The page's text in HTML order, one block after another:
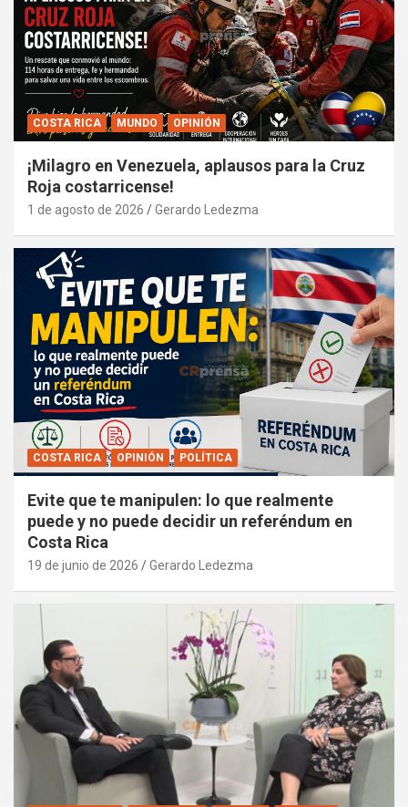
COSTA RICA MUNDO OPINIÓN
¡Milagro en Venezuela, aplausos para la Cruz
Roja costarricense!
1 de agosto de 2026 Gerardo Ledezma
COSTA RICA OPINIÓN POLÍTICA
Evite que te manipulen: lo que realmente
puede y no puede decidir un referéndum en
Costa Rica
19 de junio de 2026 Gerardo Ledezma